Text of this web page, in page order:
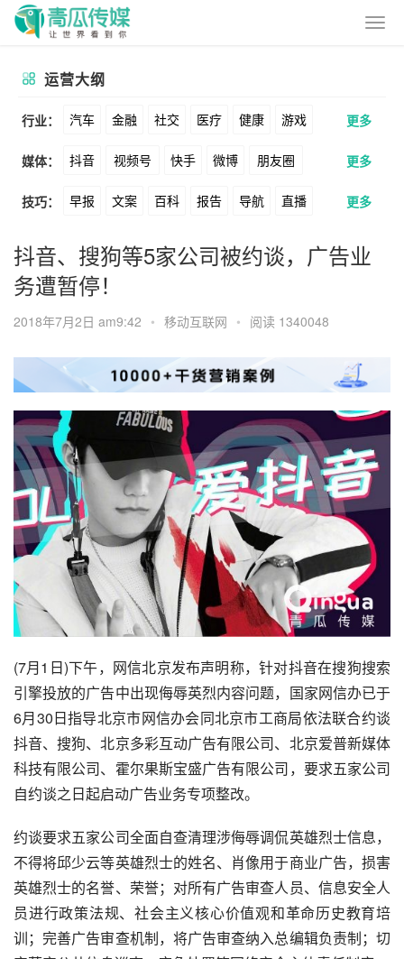
运营大纲
行业： 汽车 金融 社交 医疗 健康 游戏
动漫 美妆 美食 家装 教育 婚纱
酒旅 母婴 宠物 文娱 跨境 科技
广告 元宇宙 房地产
更多
媒体： 抖音 视频号 快手 微博 朋友圈
公众号 B站 小红书 头条 知乎
Soul 360 百度 搜狗 爱奇艺 美柚
美图
Tiktok YouTube Yahoo Bing
更多
技巧： 早报 文案 百科 报告 导航 直播
卖货 脚本 话术 电商 私域 社群
涨粉
数据 拉新 活动 用户 游戏 海外
元宇宙 跨境 青瓜通
更多
抖音、搜狗等5家公司被约谈，广告业
务遭暂停！
2018年7月2日 am9:42 • 移动互联网 • 阅读 1340048
(7月1日)下午，网信北京发布声明称，针对抖音在搜狗搜索
引擎投放的广告中出现侮辱英烈内容问题，国家网信办已于
6月30日指导北京市网信办会同北京市工商局依法联合约谈
抖音、搜狗、北京多彩互动广告有限公司、北京爱普新媒体
科技有限公司、霍尔果斯宝盛广告有限公司，要求五家公司
自约谈之日起启动广告业务专项整改。
约谈要求五家公司全面自查清理涉侮辱调侃英雄烈士信息，
不得将邱少云等英雄烈士的姓名、肖像用于商业广告，损害
英雄烈士的名誉、荣誉；对所有广告审查人员、信息安全人
员进行政策法规、社会主义核心价值观和革命历史教育培
训；完善广告审查机制，将广告审查纳入总编辑负责制；切